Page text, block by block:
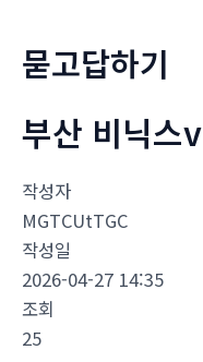
묻고답하기
부산 비닉
작성자
MGTCUtTGC
작성일
2026-04-27 14:35
조회
25